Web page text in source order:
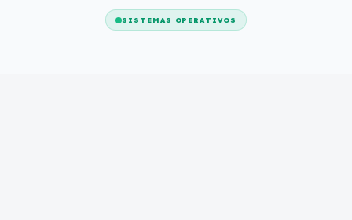
SISTEMAS OPERATIVOS